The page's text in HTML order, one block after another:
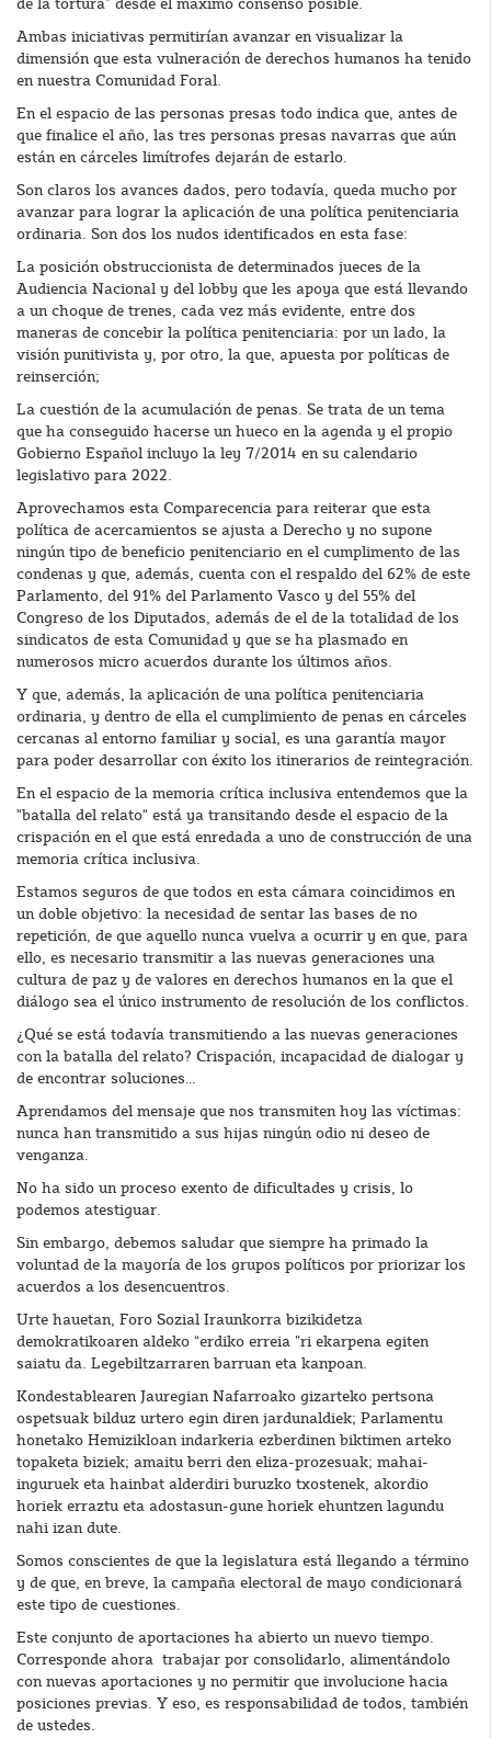
Ambas iniciativas permitirían avanzar en visualizar la
dimensión que esta vulneración de derechos humanos ha tenido
en nuestra Comunidad Foral.
En el espacio de las personas presas todo indica que, antes de
que finalice el año, las tres personas presas navarras que aún
están en cárceles limítrofes dejarán de estarlo.
Son claros los avances dados, pero todavía, queda mucho por
avanzar para lograr la aplicación de una política penitenciaria
ordinaria. Son dos los nudos identificados en esta fase:
La posición obstruccionista de determinados jueces de la
Audiencia Nacional y del lobby que les apoya que está llevando
a un choque de trenes, cada vez más evidente, entre dos
maneras de concebir la política penitenciaria: por un lado, la
visión punitivista y, por otro, la que, apuesta por políticas de
reinserción;
La cuestión de la acumulación de penas. Se trata de un tema
que ha conseguido hacerse un hueco en la agenda y el propio
Gobierno Español incluyo la ley 7/2014 en su calendario
legislativo para 2022.
Aprovechamos esta Comparecencia para reiterar que esta
política de acercamientos se ajusta a Derecho y no supone
ningún tipo de beneficio penitenciario en el cumplimento de las
condenas y que, además, cuenta con el respaldo del 62% de este
Parlamento, del 91% del Parlamento Vasco y del 55% del
Congreso de los Diputados, además de el de la totalidad de los
sindicatos de esta Comunidad y que se ha plasmado en
numerosos micro acuerdos durante los últimos años.
Y que, además, la aplicación de una política penitenciaria
ordinaria, y dentro de ella el cumplimiento de penas en cárceles
cercanas al entorno familiar y social, es una garantía mayor
para poder desarrollar con éxito los itinerarios de reintegración.
En el espacio de la memoria crítica inclusiva entendemos que la
"batalla del relato" está ya transitando desde el espacio de la
crispación en el que está enredada a uno de construcción de una
memoria crítica inclusiva.
Estamos seguros de que todos en esta cámara coincidimos en
un doble objetivo: la necesidad de sentar las bases de no
repetición, de que aquello nunca vuelva a ocurrir y en que, para
ello, es necesario transmitir a las nuevas generaciones una
cultura de paz y de valores en derechos humanos en la que el
diálogo sea el único instrumento de resolución de los conflictos.
¿Qué se está todavía transmitiendo a las nuevas generaciones
con la batalla del relato? Crispación, incapacidad de dialogar y
de encontrar soluciones…
Aprendamos del mensaje que nos transmiten hoy las víctimas:
nunca han transmitido a sus hijas ningún odio ni deseo de
venganza.
No ha sido un proceso exento de dificultades y crisis, lo
podemos atestiguar.
Sin embargo, debemos saludar que siempre ha primado la
voluntad de la mayoría de los grupos políticos por priorizar los
acuerdos a los desencuentros.
Urte hauetan, Foro Sozial Iraunkorra bizikidetza
demokratikoaren aldeko “erdiko erreia ”ri ekarpena egiten
saiatu da. Legebiltzarraren barruan eta kanpoan.
Kondestablearen Jauregian Nafarroako gizarteko pertsona
ospetsuak bilduz urtero egin diren jardunaldiek; Parlamentu
honetako Hemizikloan indarkeria ezberdinen biktimen arteko
topaketa biziek; amaitu berri den eliza-prozesuak; mahai-
inguruek eta hainbat alderdiri buruzko txostenek, akordio
horiek erraztu eta adostasun-gune horiek ehuntzen lagundu
nahi izan dute.
Somos conscientes de que la legislatura está llegando a término
y de que, en breve, la campaña electoral de mayo condicionará
este tipo de cuestiones.
Este conjunto de aportaciones ha abierto un nuevo tiempo.
Corresponde ahora trabajar por consolidarlo, alimentándolo
con nuevas aportaciones y no permitir que involucione hacia
posiciones previas. Y eso, es responsabilidad de todos, también
de ustedes.